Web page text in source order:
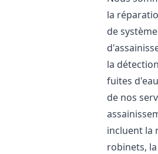
la
de
la
fuites
de nos
incluent la
robinets,